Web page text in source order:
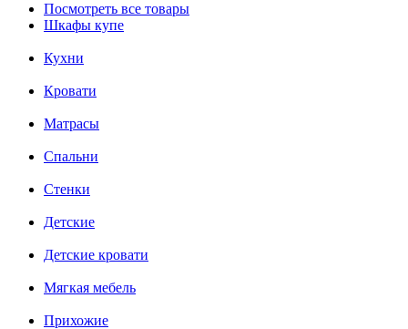
Посмотреть все товары
Шкафы купе
Кухни
Кровати
Матрасы
Cпальни
Стенки
Детские
Детские кровати
Мягкая мебель
Прихожие